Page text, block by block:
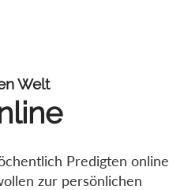
Welt
Predigten online
zur persönlichen